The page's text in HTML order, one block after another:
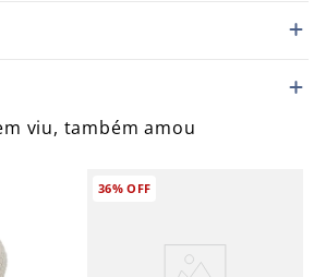
viu, também amou
36%OFF